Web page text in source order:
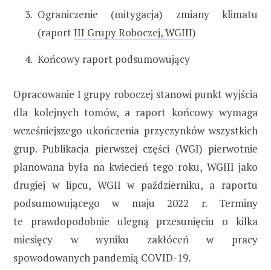
Ograniczenie (mitygacja) zmiany klimatu
(raportIII Grupy Roboczej, WGIII)
Końcowy raport podsumowujący
Opracowanie I grupy roboczej stanowi punkt wyjścia
dla kolejnych tomów, a raport końcowy wymaga
wcześniejszego ukończenia przyczynków wszystkich
grup. Publikacja pierwszej części (WGI) pierwotnie
planowana była na kwiecień tego roku, WGIII jako
drugiej w lipcu, WGII w październiku, a raportu
podsumowującego w maju 2022 r. Terminy
te prawdopodobnie ulegną przesunięciu o kilka
miesięcy w wyniku zakłóceń w pracy
spowodowanych pandemią COVID-19.